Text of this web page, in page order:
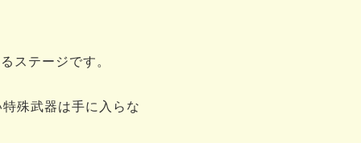
ステージです。
殊武器は手に入らな